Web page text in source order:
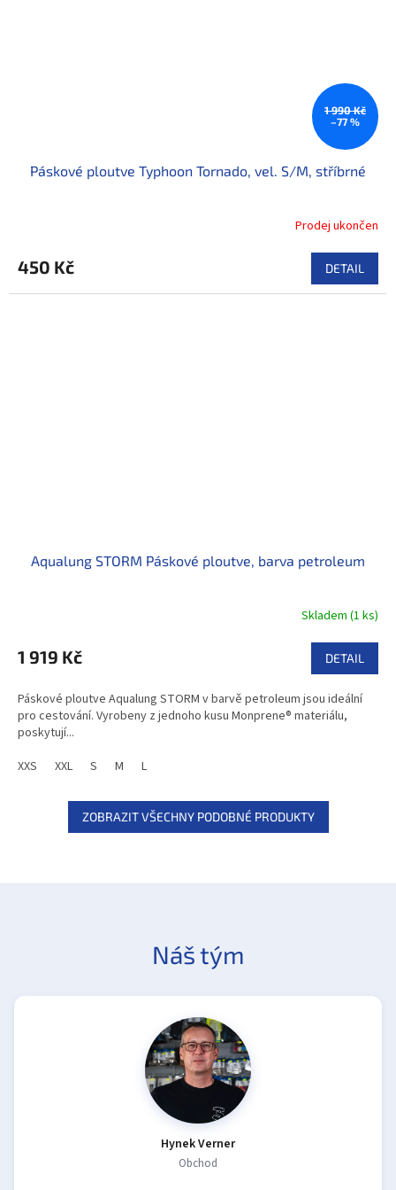
1 990 Kč
–77 %
Páskové ploutve Typhoon Tornado, vel. S/M, stříbrné
Prodej ukončen
450 Kč DETAIL
Aqualung STORM Páskové ploutve, barva petroleum
Skladem (1 ks)
1 919 Kč DETAIL
Páskové ploutve Aqualung STORM v barvě petroleum jsou ideální
pro cestování. Vyrobeny z jednoho kusu Monprene® materiálu,
poskytují...
XXS
XXL S M L
ZOBRAZIT VŠECHNY PODOBNÉ PRODUKTY
Náš tým
Hynek Verner
Obchod